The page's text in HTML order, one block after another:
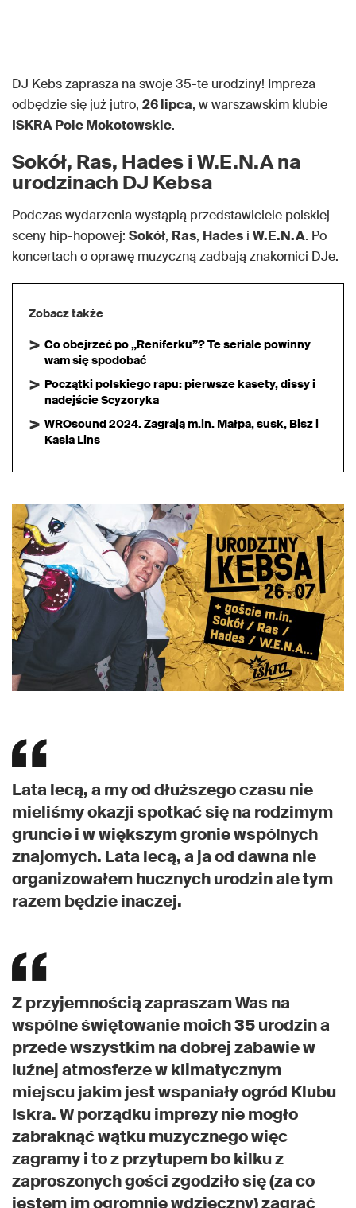
DJ Kebs zaprasza na swoje 35-te urodziny! Impreza
odbędzie się już jutro, 26 lipca, w warszawskim klubie
ISKRA Pole Mokotowskie.
Sokół, Ras, Hades i W.E.N.A na
urodzinach DJ Kebsa
Podczas wydarzenia wystąpią przedstawiciele polskiej
sceny hip-hopowej: Sokół, Ras, Hades i W.E.N.A. Po
koncertach o oprawę muzyczną zadbają znakomici DJe.
Zobacz także
Co obejrzeć po „Reniferku”? Te seriale powinny
wam się spodobać
Początki polskiego rapu: pierwsze kasety, dissy i
nadejście Scyzoryka
WROsound 2024. Zagrają m.in. Małpa, susk, Bisz i
Kasia Lins
Lata lecą, a my od dłuższego czasu nie
mieliśmy okazji spotkać się na rodzimym
gruncie i w większym gronie wspólnych
znajomych. Lata lecą, a ja od dawna nie
organizowałem hucznych urodzin ale tym
razem będzie inaczej.
Z przyjemnością zapraszam Was na
wspólne świętowanie moich 35 urodzin a
przede wszystkim na dobrej zabawie w
luźnej atmosferze w klimatycznym
miejscu jakim jest wspaniały ogród Klubu
Iskra. W porządku imprezy nie mogło
zabraknąć wątku muzycznego więc
zagramy i to z przytupem bo kilku z
zaproszonych gości zgodziło się (za co
jestem im ogromnie wdzięczny) zagrać